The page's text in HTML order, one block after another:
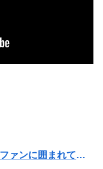
【画像】松本人志さん、大勢の若いファンに囲まれてご満悦wwwwwwwwwwwwww